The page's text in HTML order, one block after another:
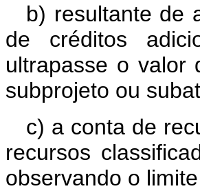
b) resultante de
de créditos
ultrapasse o valor
subprojeto ou
c) a conta de
recursos
observando o